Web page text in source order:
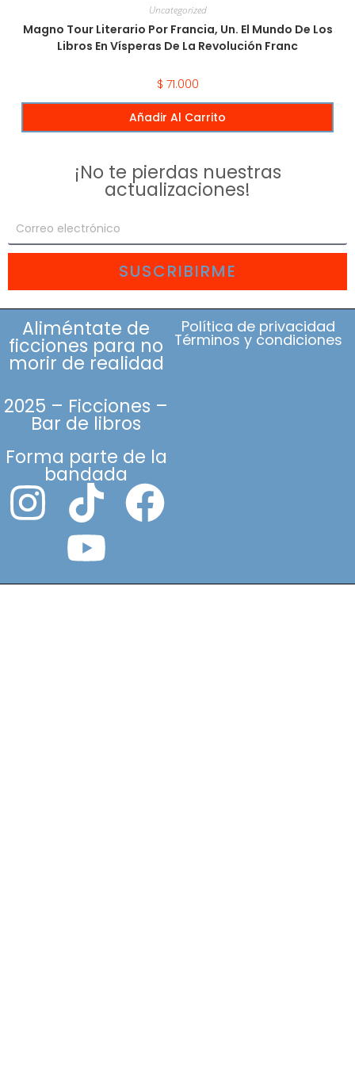
Uncategorized
Magno Tour Literario Por Francia, Un. El Mundo De Los
Libros En Vísperas De La Revolución Franc
$ 71.000
Añadir Al Carrito
¡No te pierdas nuestras
actualizaciones!
SUSCRIBIRME
Aliméntate de
ficciones para no
morir de realidad
2025 – Ficciones –
Bar de libros
Forma parte de la
bandada
Política de privacidad
Términos y condiciones